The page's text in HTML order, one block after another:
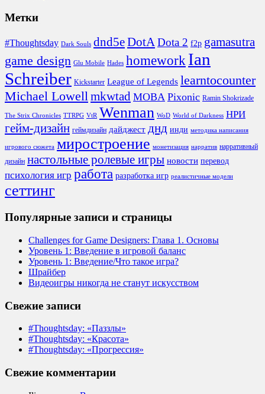
Метки
#Thoughtsday Dark Souls dnd5eDotADota 2 f2p gamasutra
game design Glu Mobile Hades homeworkIan
Schreiber Kickstarter League of Legends learntocounter
Michael Lowellmkwtad MOBA Pixonic Ramin Shokrizade
The Strix Chronicles TTRPG VtR Wenman WoD World of Darkness НРИ
гейм-дизайн геймдизайн дайджест днд инди методика написания
игрового сюжета миростроение монетизация нарратив нарративный
дизайн настольные ролевые игры новости перевод
психология игр работа разработка игр реалистичные модели
сеттинг
Популярные записи и страницы
Challenges for Game Designers: Глава 1. Основы
Уровень 1: Введение в игровой баланс
Уровень 1: Введение/Что такое игра?
Шрайбер
Видеоигры никогда не станут искусством
Свежие записи
#Thoughtsday: «Паззлы»
#Thoughtsday: «Красота»
#Thoughtsday: «Прогрессия»
Свежие комментарии